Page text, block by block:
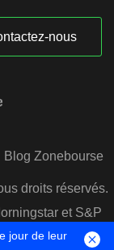
nous
Blog Zonebourse
droits réservés.
et S&P
jour de leur